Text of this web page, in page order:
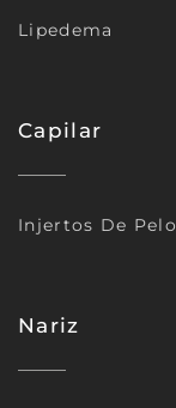
Lipedema
Capilar
Injertos De Pelo
Nariz